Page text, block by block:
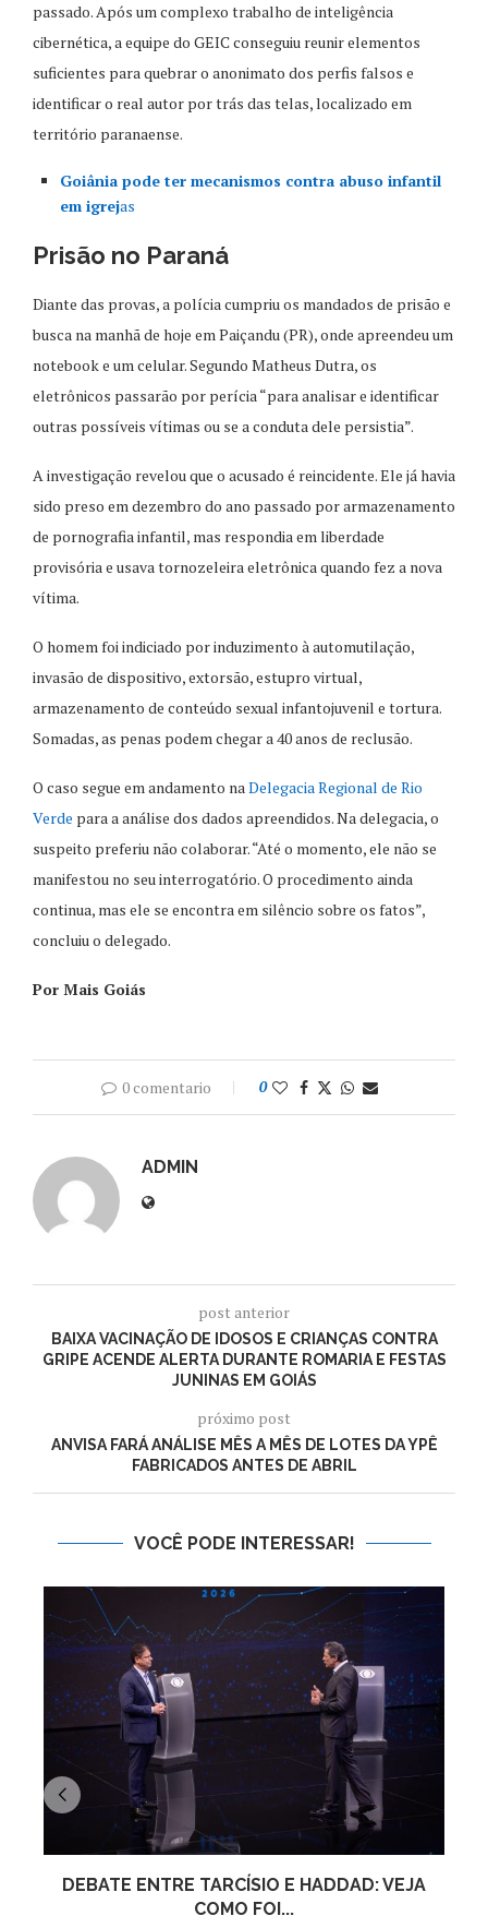
passado. Após um complexo trabalho de inteligência
cibernética, a equipe do GEIC conseguiu reunir elementos
suficientes para quebrar o anonimato dos perfis falsos e
identificar o real autor por trás das telas, localizado em
território paranaense.
Goiânia pode ter mecanismos contra abuso infantil
em igrejas
Prisão no Paraná
Diante das provas, a polícia cumpriu os mandados de prisão e
busca na manhã de hoje em Paiçandu (PR), onde apreendeu um
notebook e um celular. Segundo Matheus Dutra, os
eletrônicos passarão por perícia “para analisar e identificar
outras possíveis vítimas ou se a conduta dele persistia”.
A investigação revelou que o acusado é reincidente. Ele já havia
sido preso em dezembro do ano passado por armazenamento
de pornografia infantil, mas respondia em liberdade
provisória e usava tornozeleira eletrônica quando fez a nova
vítima.
O homem foi indiciado por induzimento à automutilação,
invasão de dispositivo, extorsão, estupro virtual,
armazenamento de conteúdo sexual infantojuvenil e tortura.
Somadas, as penas podem chegar a 40 anos de reclusão.
O caso segue em andamento naDelegacia Regional de Rio
Verde para a análise dos dados apreendidos. Na delegacia, o
suspeito preferiu não colaborar. “Até o momento, ele não se
manifestou no seu interrogatório. O procedimento ainda
continua, mas ele se encontra em silêncio sobre os fatos”,
concluiu o delegado.
Por Mais Goiás
0 comentario 0
ADMIN
post anterior
BAIXA VACINAÇÃO DE IDOSOS E CRIANÇAS CONTRA
GRIPE ACENDE ALERTA DURANTE ROMARIA E FESTAS
JUNINAS EM GOIÁS
próximo post
ANVISA FARÁ ANÁLISE MÊS A MÊS DE LOTES DA YPÊ
FABRICADOS ANTES DE ABRIL
VOCÊ PODE INTERESSAR!
DEBATE ENTRE TARCÍSIO E HADDAD: VEJA
COMO FOI...